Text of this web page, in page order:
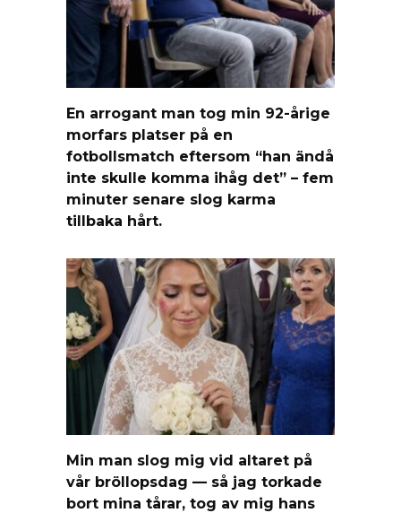
En arrogant man tog min 92-årige
morfars platser på en
fotbollsmatch eftersom “han ändå
inte skulle komma ihåg det” – fem
minuter senare slog karma
tillbaka hårt.
Min man slog mig vid altaret på
vår bröllopsdag — så jag torkade
bort mina tårar, tog av mig hans